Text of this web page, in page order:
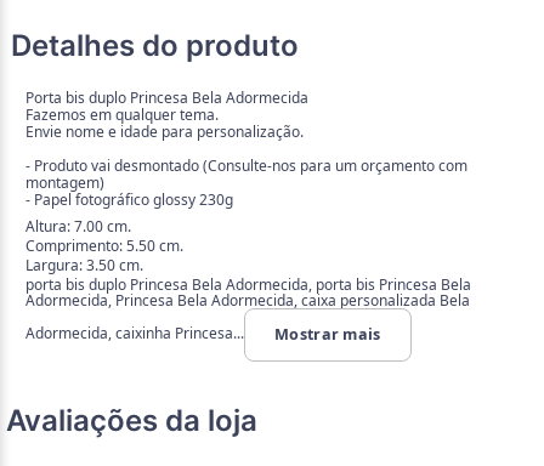
Detalhes do produto
Porta bis duplo Princesa Bela Adormecida
Fazemos em qualquer tema.
Envie nome e idade para personalização.
- Produto vai desmontado (Consulte-nos para um orçamento com
montagem)
- Papel fotográfico glossy 230g
Altura: 7.00 cm.
Comprimento: 5.50 cm.
Largura: 3.50 cm.
porta bis duplo Princesa Bela Adormecida, porta bis Princesa Bela
Adormecida, Princesa Bela Adormecida, caixa personalizada Bela
Adormecida, caixinha Princesa...
Mostrar mais
Avaliações da loja